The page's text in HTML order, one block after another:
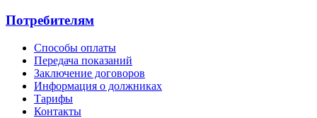
Потребителям
Способы оплаты
Передача показаний
Заключение договоров
Информация о должниках
Тарифы
Контакты